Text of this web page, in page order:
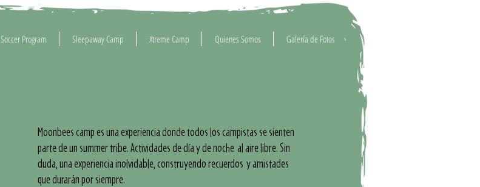
Soccer Program Sleepaway Camp Xtreme Camp Quienes Somos Galería de Fotos
Moonbees camp es una experiencia donde todos los campistas se sienten
parte de un summer tribe. Actividades de día y de noche al aire libre. Sin
duda, una experiencia inolvidable, construyendo recuerdos y amistades
que durarán por siempre.